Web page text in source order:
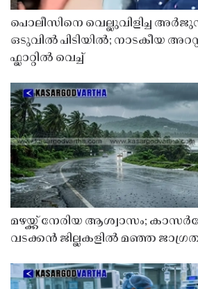
പൊലീസിനെ വെല്ലുവിളിച്ച
ഒടുവിൽ പിടിയിൽ; നാടകീയ
ഫ്ലാറ്റിൽ വെച്ച്
മഴയ്ക്ക് നേരിയ ആശ്വാസം;
വടക്കൻ ജില്ലകളിൽ മഞ്ഞ